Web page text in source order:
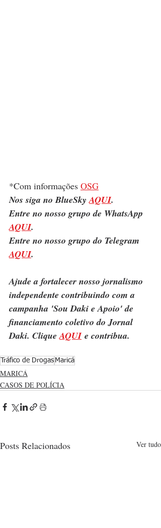
*Com informações OSG
Nos siga no BlueSky AQUI.
Entre no nosso grupo de WhatsApp
AQUI.
Entre no nosso grupo do Telegram
AQUI.
Ajude a fortalecer nosso jornalismo
independente contribuindo com a
campanha 'Sou Daki e Apoio' de
financiamento coletivo do Jornal
Daki. Clique AQUI e contribua.
Tráfico de Drogas Maricá
MARICÁ
CASOS DE POLÍCIA
Posts Relacionados Ver tudo